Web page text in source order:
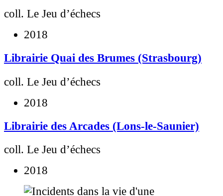
coll. Le Jeu d’échecs
2018
Librairie Quai des Brumes (Strasbourg)
coll. Le Jeu d’échecs
2018
Librairie des Arcades (Lons-le-Saunier)
coll. Le Jeu d’échecs
2018